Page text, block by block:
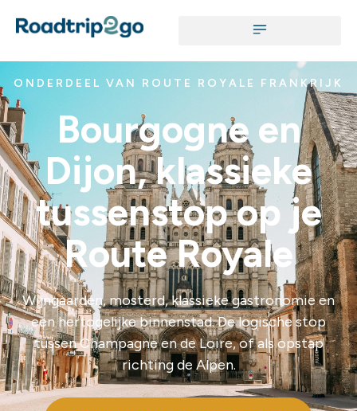
ONDERDEEL VAN ROUTE ROYALE FRANKRIJK
Bourgogne en
Dijon, klassieke
tussenstop op je
Route Royale
Wijngaarden, mosterd, klassieke gastronomie en
een hertogelijke binnenstad. De logische stop
tussen Champagne en de Loire, of als opstap
richting de Alpen.